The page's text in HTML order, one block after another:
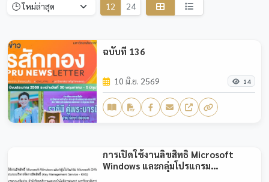
12 24
ฉบับที่ 136
10 มิ.ย. 2569 14
การเปิดใช้งานลิขสิทธิ์ Microsoft
Windows และกลุ่มโปรแกรม